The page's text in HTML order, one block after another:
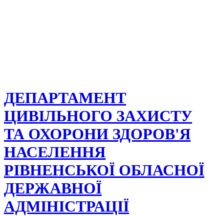
ДЕПАРТАМЕНТ
ЦИВІЛЬНОГО ЗАХИСТУ
ТА ОХОРОНИ ЗДОРОВ'Я
НАСЕЛЕННЯ
РІВНЕНСЬКОЇ ОБЛАСНОЇ
ДЕРЖАВНОЇ
АДМІНІСТРАЦІЇ